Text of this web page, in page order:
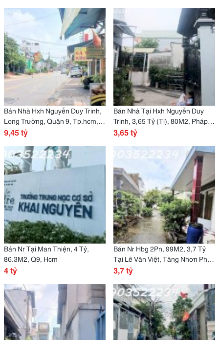
8Tr/Tháng
Thụ Động 10Tr/Tháng
Bán Nhà Hxh Nguyễn Duy Trinh,
Long Trường, Quận 9, Tp.hcm,
9,45 Tỷ, 200M2, 10 P.trọ
9,45 tỷ
Bán Nhà Tại Hxh Nguyễn Duy
Trinh, 3,65 Tỷ (Tl), 80M2, Pháp
Lý Đầy Đủ
3,65 tỷ
Bán Nr Tại Man Thiện, 4 Tỷ,
86.3M2, Q9, Hcm
4 tỷ
Bán Nr Hbg 2Pn, 99M2, 3,7 Tỷ
Tại Lê Văn Việt, Tăng Nhơn Phú
B, Q9, Hcm - Hàng Hot Chính
3,7 tỷ